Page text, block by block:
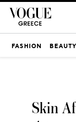
FASHION BEAUTY
Skin